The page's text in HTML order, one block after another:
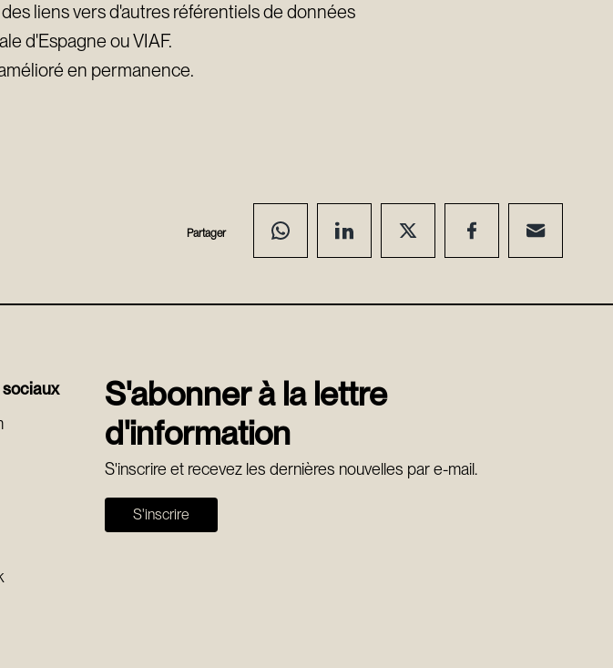
liens vers d'autres référentiels de données
d'Espagne ou VIAF.
en permanence.
Partager
S'abonner à la lettre
d'information
S'inscrire et recevez les dernières nouvelles par e-mail.
S'inscrire